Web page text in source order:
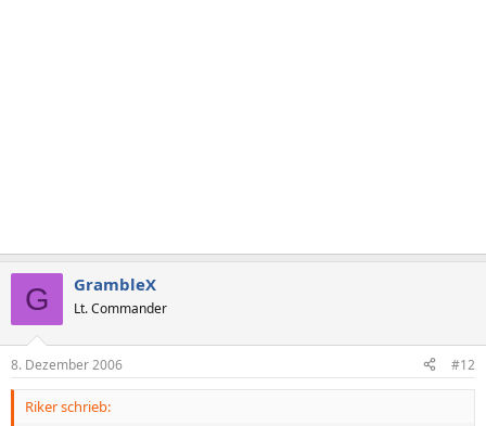
G GrambleX
Lt. Commander
8. Dezember 2006 #12
Riker schrieb: